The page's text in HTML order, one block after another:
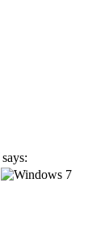
says: